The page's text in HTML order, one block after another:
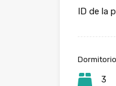
ID de la
3